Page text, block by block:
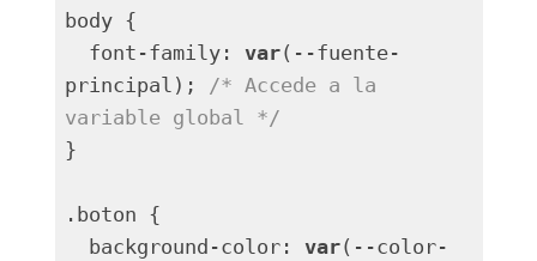
body {
  font-family:
var(--fuente-
principal); /* Accede a la
variable global */
}
.boton {
  background-color:
var(--color-